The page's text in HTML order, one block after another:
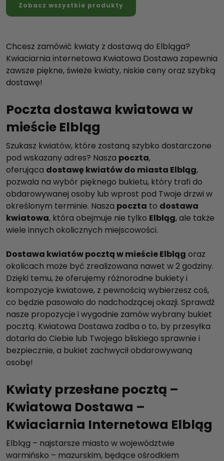
Zobacz wszystkie produkty
Chcesz zamówić kwiaty z dostawą do Elbląga?
Kwiaciarnia internetowa Kwiatowa Dostawa zapewnia
zawsze piękne, świeże kwiaty, niskie ceny oraz szybką
dostawę!
Poczta dostawa kwiatowa w
mieście Elbląg
Szukasz kwiatów, które zostaną szybko dostarczone
pod wskazany adres? Nasza poczta,
oferująca dostawę kwiatów do miasta Elbląg,
pozwala na wybór pięknego bukietu, który trafi do
obdarowywanej osoby lub wprost pod Twoje drzwi w
określonym terminie. Nasza poczta to dostawa
kwiatowa, która obejmuje nie tylko Elbląg, ale także
wiele innych okolicznych miejscowości.
Dostawa kwiatów pocztą w mieście Elbląg oraz
okolicach może być zrealizowana nawet w 2 godziny.
Dzięki temu, że oferujemy różnorodne bukiety i
kompozycje kwiatowe, z pewnością wybierzesz coś,
co będzie pasowało do nadchodzącej okazji. Sprawdź
nasze propozycje i wygodnie zamów wybrany bukiet
pocztą. Kwiatowa Dostawa zadba o to, by przesyłka
dotarła do Ciebie lub Twojego bliskiego sprawnie i
bezpiecznie, a bukiet zachwycił obdarowywaną
osobę!
Kwiaty przesłane pocztą –
Kwiatowa Dostawa –
Kwiaciarnia Internetowa Elbląg
Elbląg – najstarsze miasto w województwie
warmińsko – mazurskim, będące ośrodkiem